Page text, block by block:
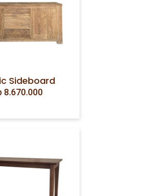
Sideboard
8.670.000